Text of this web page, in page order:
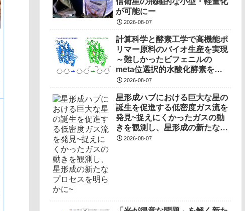
が可能にー
2026-08-07
計算科学と酵素工学で高機能ポ
リマー原料のバイオ生産を実現
～難しかったビフェニルの
meta位選択的水酸化酵素を開
発～2026-08-07
星形成ハブにおける巨大な星の
誕生を促進する低密度ガス流を
発見~捉えにくかったガスの動
きを観測し、星形成の新たなプ
ロセスを明らかに~
2026-08-07